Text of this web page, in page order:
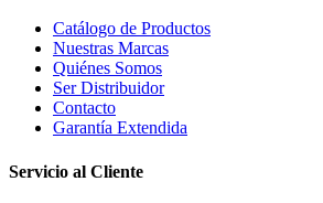
Catálogo de Productos
Nuestras Marcas
Quiénes Somos
Ser Distribuidor
Contacto
Garantía Extendida
Servicio al Cliente